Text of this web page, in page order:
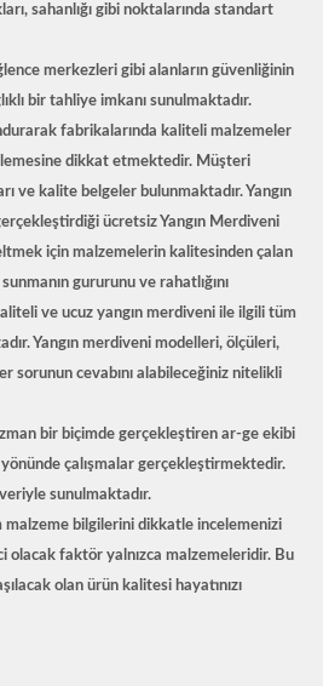
sahanlığı gibi noktalarında standart
merkezleri gibi alanların güvenliğinin
bir tahliye imkanı sunulmaktadır.
fabrikalarında kaliteli malzemeler
dikkat etmektedir. Müşteri
ve kalite belgeler bulunmaktadır. Yangın
ücretsiz Yangın Merdiveni
için malzemelerin kalitesinden çalan
gururunu ve rahatlığını
ve ucuz yangın merdiveni ile ilgili tüm
Yangın merdiveni modelleri, ölçüleri,
sorunun cevabını alabileceğiniz nitelikli
bir biçimde gerçekleştiren ar-ge ekibi
çalışmalar gerçekleştirmektedir.
sunulmaktadır.
malzeme bilgilerini dikkatle incelemenizi
olacak faktör yalnızca malzemeleridir. Bu
olan ürün kalitesi hayatınızı